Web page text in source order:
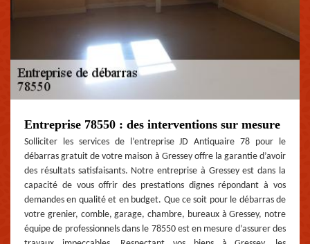
Entreprise 78550 : des interventions sur mesure
Solliciter les services de l’entreprise JD Antiquaire 78 pour le
débarras gratuit de votre maison à Gressey offre la garantie d’avoir
des résultats satisfaisants. Notre entreprise à Gressey est dans la
capacité de vous offrir des prestations dignes répondant à vos
demandes en qualité et en budget. Que ce soit pour le débarras de
votre grenier, comble, garage, chambre, bureaux à Gressey, notre
équipe de professionnels dans le 78550 est en mesure d’assurer des